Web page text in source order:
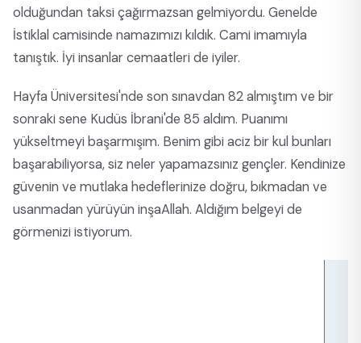
olduğundan taksi çağırmazsan gelmiyordu. Genelde
İstiklal camisinde namazımızı kıldık. Cami imamıyla
tanıştık. İyi insanlar cemaatleri de iyiler.
Hayfa Üniversitesi'nde son sınavdan 82 almıştım ve bir
sonraki sene Kudüs İbrani'de 85 aldım. Puanımı
yükseltmeyi başarmışım. Benim gibi aciz bir kul bunları
başarabiliyorsa, siz neler yapamazsınız gençler. Kendinize
güvenin ve mutlaka hedeflerinize doğru, bıkmadan ve
usanmadan yürüyün inşaAllah. Aldığım belgeyi de
görmenizi istiyorum.